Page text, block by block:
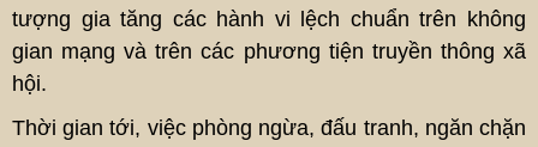
tượng gia tăng các hành vi lệch chuẩn trên không
gian mạng và trên các phương tiện truyền thông xã
hội.
Thời gian tới, việc phòng ngừa, đấu tranh, ngăn chặn